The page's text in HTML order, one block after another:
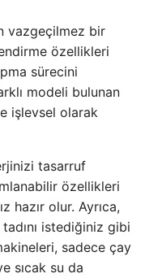
vazgeçilmez bir
özellikleri
sürecini
modeli bulunan
işlevsel olarak
tasarruf
özellikleri
hazır olur. Ayrıca,
tadını istediğiniz gibi
sadece çay
sıcak su da